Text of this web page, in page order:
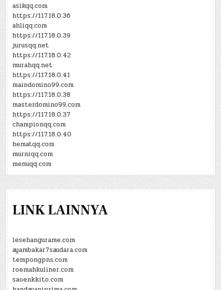
asikqq.com
https://117.18.0.36
ahliqq.com
https://117.18.0.39
jurusqq.net
https://117.18.0.42
murahqq.net
https://117.18.0.41
maindomino99.com
https://117.18.0.38
masterdomino99.com
https://117.18.0.37
championqq.com
https://117.18.0.40
hematqq.com
murniqq.com
menuqq.com
LINK LAINNYA
lesehangurame.com
ayambakar7saudara.com
tempongpns.com
roemahkuliner.com
saoenkkito.com